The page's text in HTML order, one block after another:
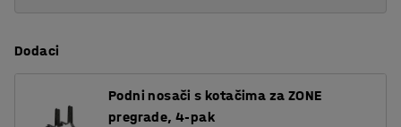
Dodaci
Podni nosači s kotačima za ZONE
pregrade, 4-pak